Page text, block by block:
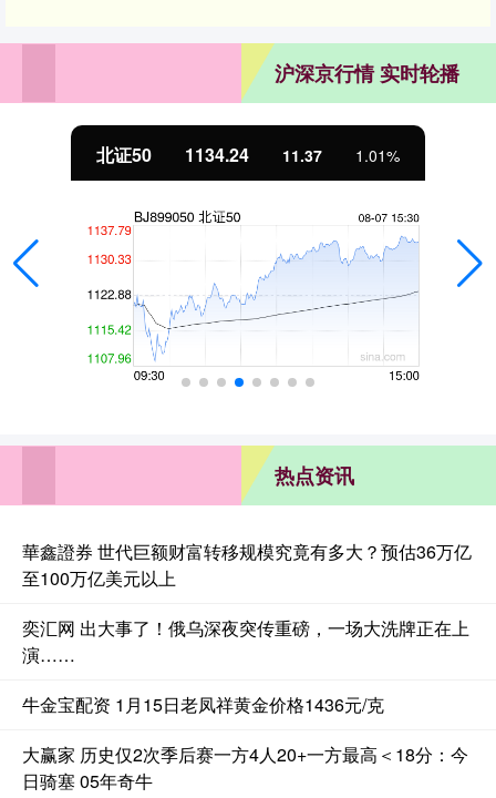
沪深京行情 实时轮播
北证50 1134.24 11.37 1.01%
热点资讯
華鑫證券 世代巨额财富转移规模究竟有多大？预估36万亿
至100万亿美元以上
奕汇网 出大事了！俄乌深夜突传重磅，一场大洗牌正在上
演……
牛金宝配资 1月15日老凤祥黄金价格1436元/克
大赢家 历史仅2次季后赛一方4人20+一方最高＜18分：今
日骑塞 05年奇牛